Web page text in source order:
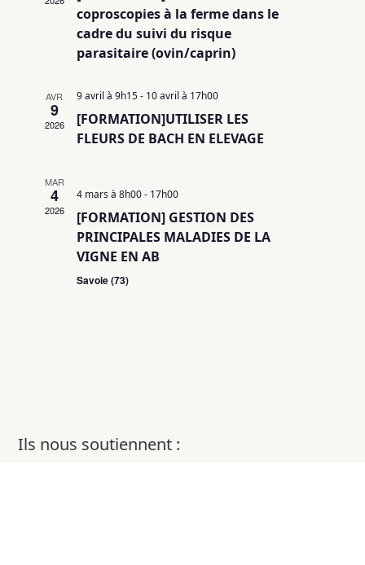
coproscopies à la ferme dans le
cadre du suivi du risque
parasitaire (ovin/caprin)
AVR
9
2026
9 avril à 9h15- 10 avril à 17h00
[FORMATION]UTILISER LES
FLEURS DE BACH EN ELEVAGE
MAR
4
2026
4 mars à 8h00- 17h00
[FORMATION] GESTION DES
PRINCIPALES MALADIES DE LA
VIGNE EN AB
Savoie (73)
Ils nous soutiennent :